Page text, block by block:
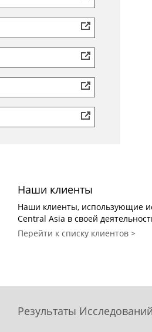
Наши клиенты
Наши клиенты, использующие
Central Asia в своей
Перейти к списку клиентов >
Результаты Исследований